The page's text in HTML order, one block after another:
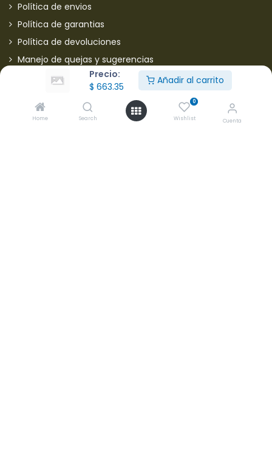
Precio:
$ 663.35
Añadir al carrito
Home Search
0
Wishlist Cuenta
Política de envios
Política de garantias
Política de devoluciones
Manejo de quejas y sugerencias
Aviso de privacidad usuarios
Mantente informado de nuestras ofertas